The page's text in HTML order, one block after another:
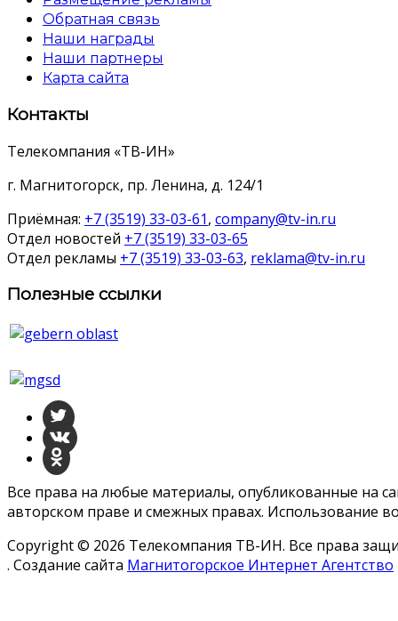
Обратная связь
Наши награды
Наши партнеры
Карта сайта
Контакты
Телекомпания «ТВ-ИН»
г. Магнитогорск, пр. Ленина, д. 124/1
Приёмная: +7 (3519) 33-03-61, company@tv-in.ru
Отдел новостей +7 (3519) 33-03-65
Отдел рекламы +7 (3519) 33-03-63, reklama@tv-in.ru
Полезные ссылки
Все права на любые материалы, опубликованные на
авторском праве и смежных правах. Использование
Copyright © 2026 Телекомпания ТВ-ИН. Все права
. Создание сайта Магнитогорское Интернет Агентство